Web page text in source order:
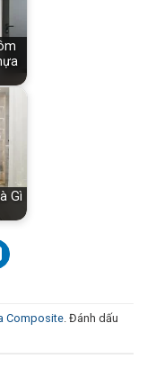
Gì
Composite. Đánh dấu